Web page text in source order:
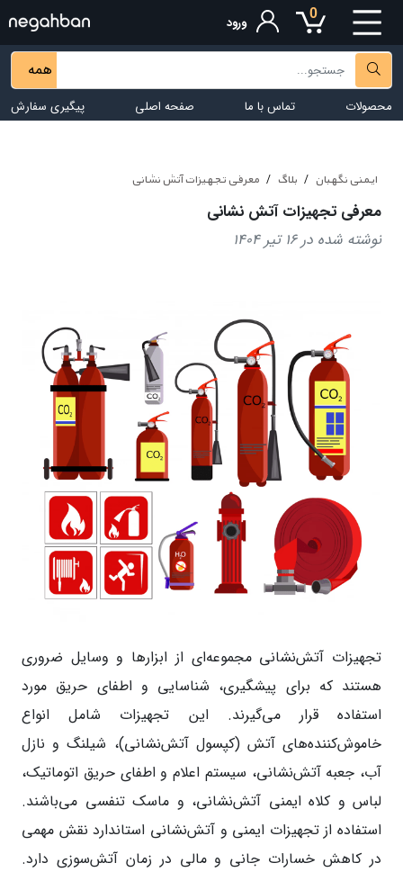
0 ورود
همه
محصولات تماس با ما صفحه اصلی پیگیری سفارش
ایمنی نگهبان بلاگ معرفی تجهیزات آتش نشانی
معرفی تجهیزات آتش نشانی
نوشته شده در 16 تیر 1404
تجهیزات آتش‌نشانی مجموعه‌ای از ابزارها و وسایل ضروری
هستند که برای پیشگیری، شناسایی و اطفای حریق مورد
استفاده قرار می‌گیرند. این تجهیزات شامل انواع
خاموش‌کننده‌های آتش (کپسول آتش‌نشانی)، شیلنگ و نازل
آب، جعبه آتش‌نشانی، سیستم اعلام و اطفای حریق اتوماتیک،
لباس و کلاه ایمنی آتش‌نشانی، و ماسک تنفسی می‌باشند.
استفاده از تجهیزات ایمنی و آتش‌نشانی استاندارد نقش مهمی
در کاهش خسارات جانی و مالی در زمان آتش‌سوزی دارد.